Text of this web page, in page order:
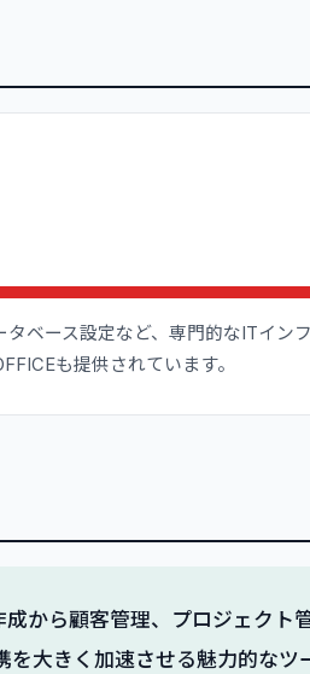
ベース設定など、専門的なITイン
も提供されています。
から顧客管理、プロジェクト
大きく加速させる魅力的なツ